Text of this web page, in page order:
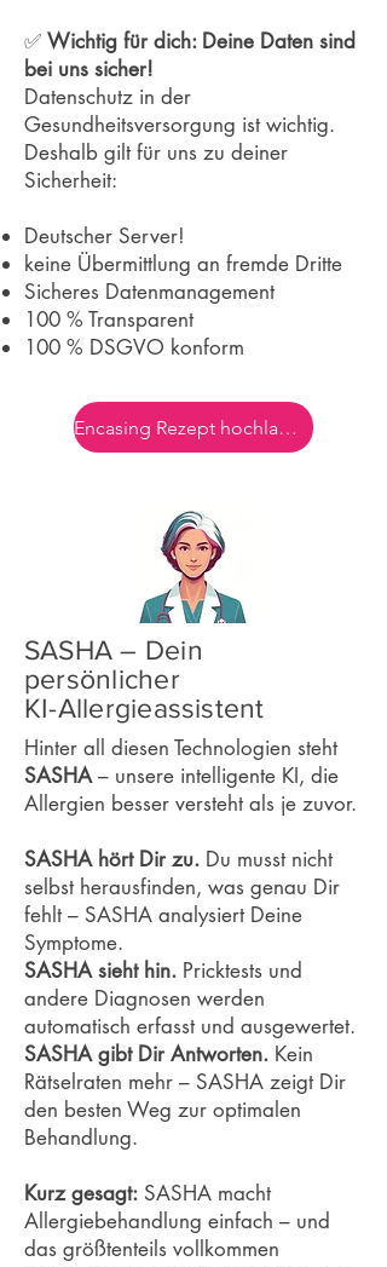
✅ Wichtig für dich: Deine Daten sind
bei uns sicher!
Datenschutz in der
Gesundheitsversorgung ist wichtig.
Deshalb gilt für uns zu deiner
Sicherheit:
Deutscher Server!
keine Übermittlung an fremde Dritte
Sicheres Datenmanagement
100 % Transparent
100 % DSGVO konform
Encasing Rezept hochladen
SASHA – Dein
persönlicher
KI-Allergieassistent
Hinter all diesen Technologien steht
SASHA– unsere intelligente KI, die
Allergien besser versteht als je zuvor.
SASHA hört Dir zu. Du musst nicht
selbst herausfinden, was genau Dir
fehlt – SASHA analysiert Deine
Symptome.
SASHA sieht hin. Pricktests und
andere Diagnosen werden
automatisch erfasst und ausgewertet.
SASHA gibt Dir Antworten. Kein
Rätselraten mehr – SASHA zeigt Dir
den besten Weg zur optimalen
Behandlung.
Kurz gesagt: SASHA macht
Allergiebehandlung einfach – und
das größtenteils vollkommen